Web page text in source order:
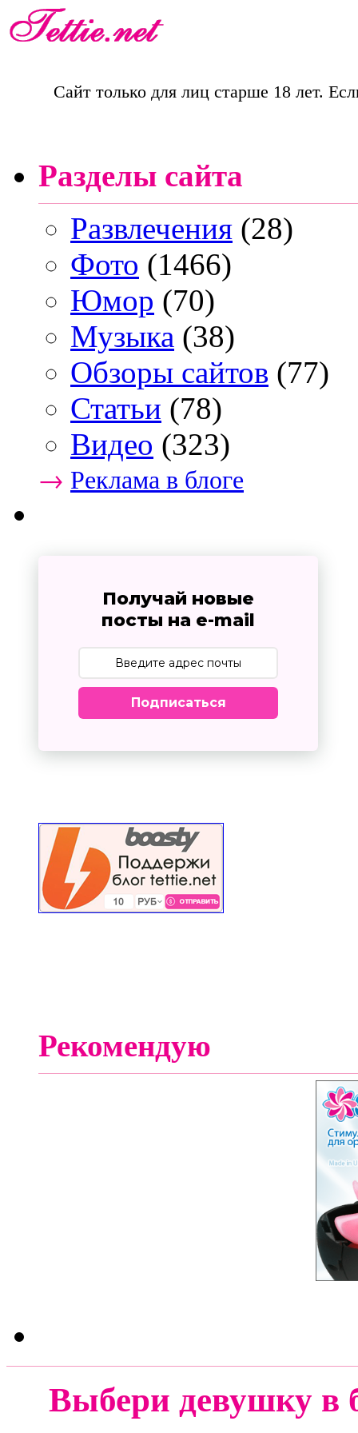
Сайт только для лиц старше 18 лет.
Разделы сайта
Развлечения (28)
Фото (1466)
Юмор (70)
Музыка (38)
Обзоры сайтов (77)
Статьи (78)
Видео (323)
→ Реклама в блоге
Получай новые
посты на e-mail
Подписаться
Рекомендую
Выбери девушку в